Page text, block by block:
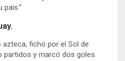
país.”
fichó por el Sol de
partidos y marcó dos goles.